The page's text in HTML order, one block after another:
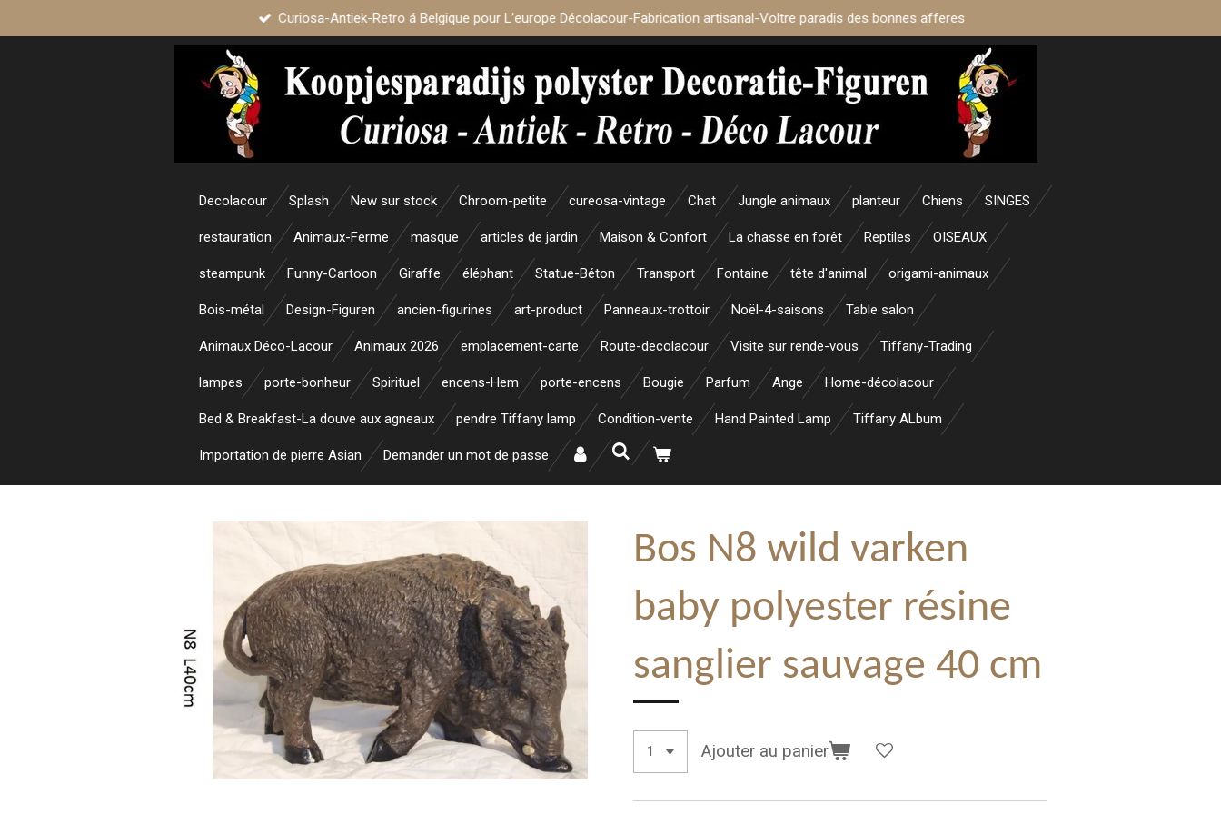
Curiosa-Antiek-Retro á Belgique pour L’europe Décolacour-Fabrication artisanal-Voltre paradis des bonnes afferes
Decolacour Splash New sur stock Chroom-petite cureosa-vintage Chat Jungle animaux planteur Chiens SINGES
restauration Animaux-Ferme masque articles de jardin Maison & Confort La chasse en forêt Reptiles OISEAUX
steampunk Funny-Cartoon Giraffe éléphant Statue-Béton Transport Fontaine tête d'animal origami-animaux
Bois-métal Design-Figuren ancien-figurines art-product Panneaux-trottoir Noël-4-saisons Table salon
Animaux Déco-Lacour Animaux 2026 emplacement-carte Route-decolacour Visite sur rende-vous Tiffany-Trading
lampes porte-bonheur Spirituel encens-Hem porte-encens Bougie Parfum Ange Home-décolacour
Bed & Breakfast-La douve aux agneaux pendre Tiffany lamp Condition-vente Hand Painted Lamp Tiffany ALbum
Importation de pierre Asian Demander un mot de passe
Bos N8 wild varken
baby polyester résine
sanglier sauvage 40 cm
Ajouter au panier